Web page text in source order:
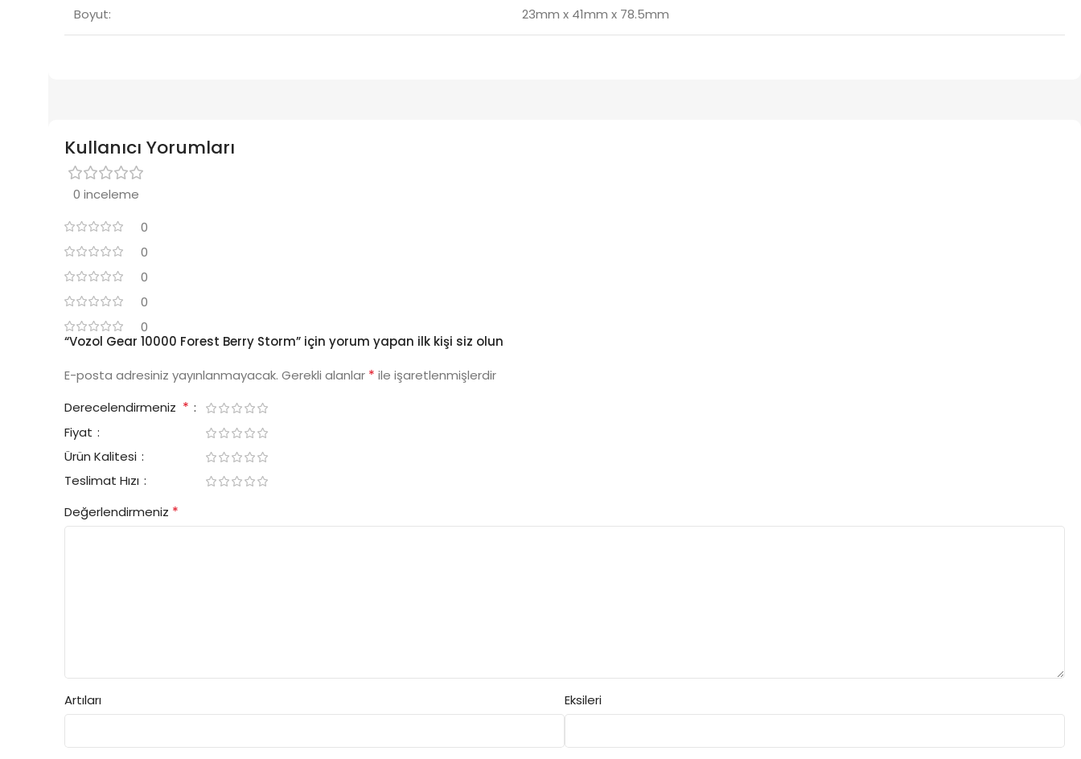
Boyut: 23mm x 41mm x 78.5mm
Kullanıcı Yorumları
0 inceleme
0
0
0
0
0
“Vozol Gear 10000 Forest Berry Storm” için yorum yapan ilk kişi siz olun
E-posta adresiniz yayınlanmayacak. Gerekli alanlar * ile işaretlenmişlerdir
Derecelendirmeniz *
Fiyat
Ürün Kalitesi
Teslimat Hızı
Değerlendirmeniz *
Artıları Eksileri